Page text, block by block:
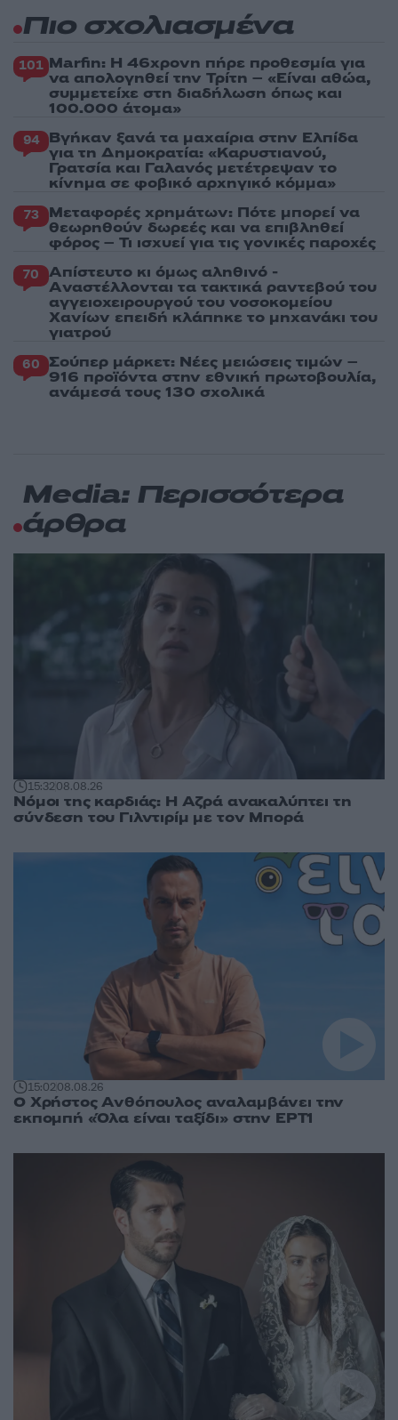
Πιο σχολιασμένα
101 Marfin: Η 46χρονη πήρε προθεσμία για
να απολογηθεί την Τρίτη – «Είναι αθώα,
συμμετείχε στη διαδήλωση όπως και
100.000 άτομα»
94 Βγήκαν ξανά τα μαχαίρια στην Ελπίδα
για τη Δημοκρατία: «Καρυστιανού,
Γρατσία και Γαλανός μετέτρεψαν το
κίνημα σε φοβικό αρχηγικό κόμμα»
73 Μεταφορές χρημάτων: Πότε μπορεί να
θεωρηθούν δωρεές και να επιβληθεί
φόρος – Τι ισχυεί για τις γονικές παροχές
70 Απίστευτο κι όμως αληθινό -
Aναστέλλονται τα τακτικά ραντεβού του
αγγειοχειρουργού του νοσοκομείου
Χανίων επειδή κλάπηκε το μηχανάκι του
γιατρού
60 Σούπερ μάρκετ: Νέες μειώσεις τιμών –
916 προϊόντα στην εθνική πρωτοβουλία,
ανάμεσά τους 130 σχολικά
Media: Περισσότερα
άρθρα
15:3208.08.26
Νόμοι της καρδιάς: Η Αζρά ανακαλύπτει τη
σύνδεση του Γιλντιρίμ με τον Μπορά
15:0208.08.26
Ο Χρήστος Ανθόπουλος αναλαμβάνει την
εκπομπή «Όλα είναι ταξίδι» στην ΕΡΤ1